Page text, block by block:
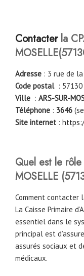
Contacterla
Adresse : 3 rue de la
Code postal: 57130
Ville : ARS-SUR-
Téléphone : 3646
Site internet :
Quel est le
MOSELLE
Comment contacter
La Caisse Primaire
essentiel dans le
principal est
assurés sociaux et
médicaux.